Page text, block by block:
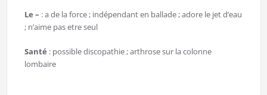
Le – : a de la force ; indépendant en ballade ; adore le jet d’eau
; n’aime pas etre seul
Santé : possible discopathie ; arthrose sur la colonne
lombaire